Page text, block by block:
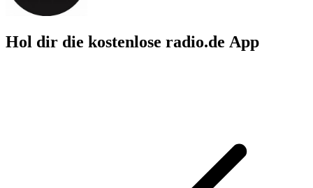
Hol dir die kostenlose radio.de App